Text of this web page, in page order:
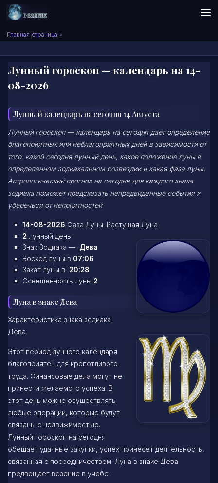
Skip to content
Сонник I-SONNIK.COM
Главная страница »
Лунный гороскоп — календарь на 14-
08-2026
Лунный календарь на сегодня 14 Августа
Лунный гороскоп — календарь на сегодня дает определение
благоприятных или неблагоприятных дней в зависимости от
того, какой сегодня лунный день, какое положение луны в
определенном зодиакальном созвездии и какая фаза луны.
Астрологический прогноз на сегодня для каждого знака
зодиака поможет предсказать непредвиденные события и
уберечься от неприятностей
14-08-2026 Фаза Луны: Растущая Луна
2 лунный день
Знак Зодиака — Дева
Восход луны в 07:06
Закат луны в 20:28
Освещенность луны 2
Луна в знаке Дева
Характеристика знака зодиака
Дева
Этот период лунного календаря
благоприятен для кропотливого
труда. Финансовые дела могут не
принести желаемого успеха. В
этот день можно осуществлять
любые операции, которые будут
связаны с недвижимостью.
Лунный гороскоп на сегодня
обещает удачные закупки, успех принесет деятельность,
связанная с посредничеством. Луна в знаке Дева
предвещает везение в учебе.